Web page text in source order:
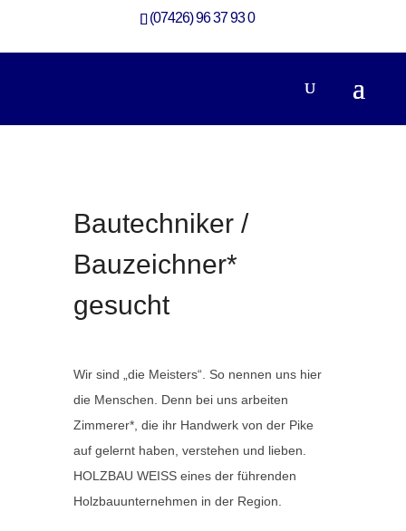
(07426) 96 37 93 0
Bautechniker /
Bauzeichner*
gesucht
Wir sind „die Meisters“. So nennen uns hier
die Menschen. Denn bei uns arbeiten
Zimmerer*, die ihr Handwerk von der Pike
auf gelernt haben, verstehen und lieben.
HOLZBAU WEISS eines der führenden
Holzbauunternehmen in der Region.